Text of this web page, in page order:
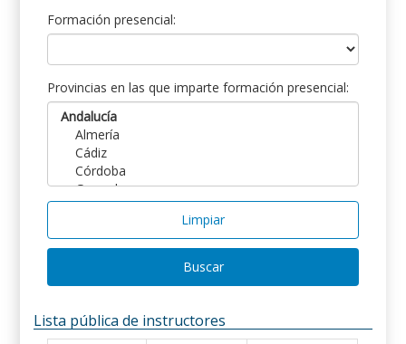
Formación presencial:
Provincias en las que imparte formación presencial:
Limpiar
Buscar
Lista pública de instructores